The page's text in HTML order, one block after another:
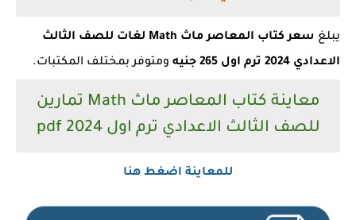
يبلغ
سعر كتاب المعاصر ماث Math لغات للصف الثالث
الاعدادي 2024 ترم اول 265 جنيه
ومتوفر بمختلف المكتبات.
معاينة كتاب المعاصر ماث Math تمارين
للصف الثالث الاعدادي ترم اول 2024 pdf
للمعاينة اضغط هنا